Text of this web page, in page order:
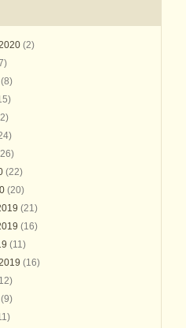
(2)
(8)
(22)
(20)
(21)
(16)
(11)
(16)
(9)